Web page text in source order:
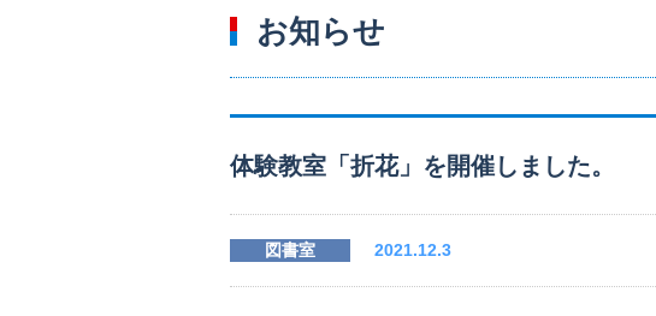
お知らせ
体験教室「折花」を開催しました。
図書室 2021.12.3